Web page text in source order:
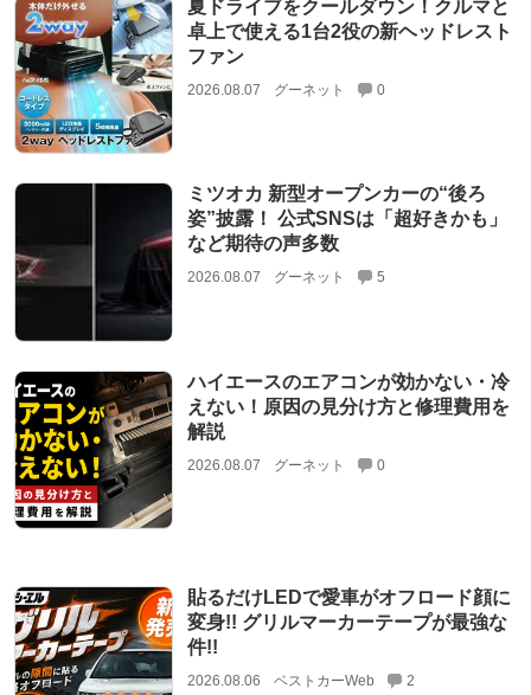
夏ドライブをクールダウン！クルマと
卓上で使える1台2役の新ヘッドレスト
ファン
2026.08.07 グーネット 0
ミツオカ 新型オープンカーの“後ろ
姿”披露！ 公式SNSは「超好きかも」
など期待の声多数
2026.08.07 グーネット 5
ハイエースのエアコンが効かない・冷
えない！原因の見分け方と修理費用を
解説
2026.08.07 グーネット 0
貼るだけLEDで愛車がオフロード顔に
変身!! グリルマーカーテープが最強な
件!!
2026.08.06 ベストカーWeb 2